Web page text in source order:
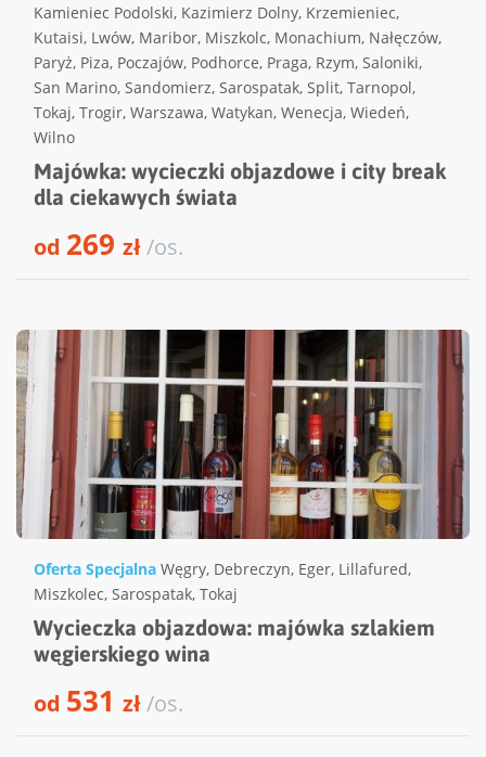
Kamieniec Podolski, Kazimierz Dolny, Krzemieniec,
Kutaisi, Lwów, Maribor, Miszkolc, Monachium, Nałęczów,
Paryż, Piza, Poczajów, Podhorce, Praga, Rzym, Saloniki,
San Marino, Sandomierz, Sarospatak, Split, Tarnopol,
Tokaj, Trogir, Warszawa, Watykan, Wenecja, Wiedeń,
Wilno
Majówka: wycieczki objazdowe i city break
dla ciekawych świata
od 269 zł/os.
Oferta Specjalna Węgry, Debreczyn, Eger, Lillafured,
Miszkolec, Sarospatak, Tokaj
Wycieczka objazdowa: majówka szlakiem
węgierskiego wina
od 531 zł/os.